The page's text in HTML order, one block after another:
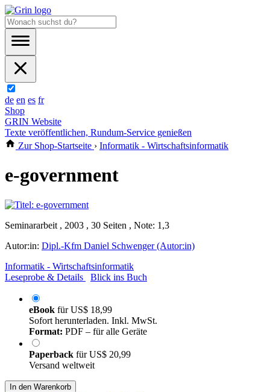
de en es fr
Shop
GRIN Website
Texte veröffentlichen, Rundum-Service genießen
Zur Shop-Startseite › Informatik - Wirtschaftsinformatik
e-government
Seminararbeit , 2003 , 30 Seiten , Note: 1,3
Autor:in: Dipl.-Kfm Daniel Schwenger (Autor:in)
Informatik - Wirtschaftsinformatik
Leseprobe & Details
Blick ins Buch
eBook fürUS$ 18,99
Sofort herunterladen. Inkl. MwSt.
Format: PDF – für alle Geräte
Paperback fürUS$ 20,99
Versand weltweit
In den Warenkorb